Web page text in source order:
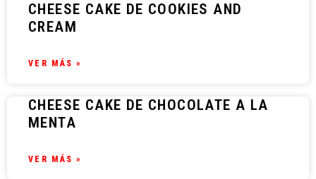
CHEESE CAKE DE COOKIES AND
CREAM
VER MÁS »
CHEESE CAKE DE CHOCOLATE A LA
MENTA
VER MÁS »